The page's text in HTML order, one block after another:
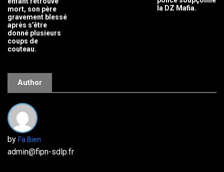
mort, son père
gravement blessé
après s’être
donné plusieurs
coups de
couteau.
la DZ Mafia.
Author
by Fa Bien
admin@fipn-sdlp.fr